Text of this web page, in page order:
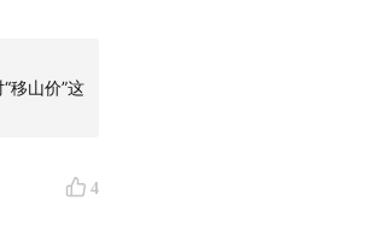
移山价”这
4